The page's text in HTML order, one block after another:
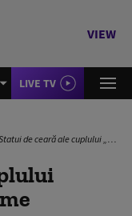
VIEW
LIVE TV
de ceară ale cuplului „Brangelina”, la Madame Tussauds